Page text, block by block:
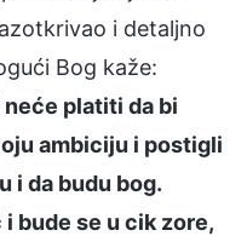
i detaljno
Bog kaže:
platiti da bi
ambiciju i postigli
i da budu bog.
bude se u cik zore,